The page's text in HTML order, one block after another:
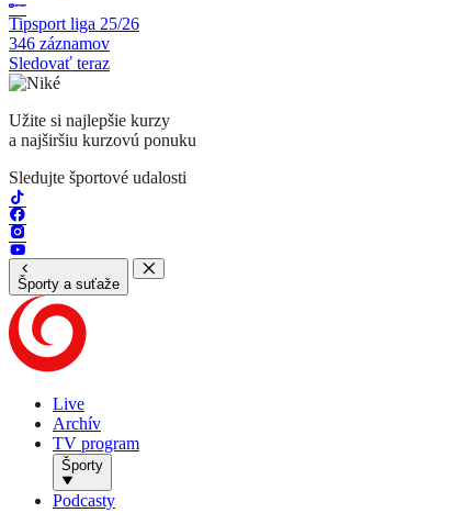
Tipsport liga 25/26
346 záznamov
Sledovať teraz
Užite si najlepšie kurzy
a najširšiu kurzovú ponuku
Sledujte športové udalosti
Športy a suťaže
Live
Archív
TV program
Športy
Podcasty